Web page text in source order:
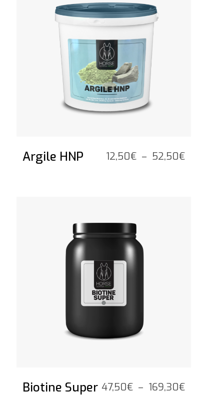
Argile HNP 12,50€ – 52,50€Plage
Biotine Super 47,50€ – 169,30€Plage